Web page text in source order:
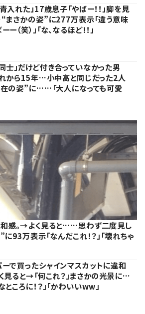
入れた」17歳息子「やばー！！」脚を見
まさかの姿”に277万表示「違う意味
ー（笑）」「な、なるほど！！」
士」だけど付き合っていなかった男
れから15年…小中高と同じだった2人
の姿”に……「大人になっても可愛
感。→よく見ると……思わず二度見し
93万表示「なんだこれ！？」「壊れちゃ
で買ったシャインマスカットに違和
見ると→「何これ？」まさかの光景に…
ところに！？」「かわいいww」